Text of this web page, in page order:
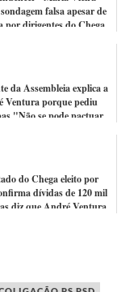
falsa apesar de
por dirigentes do Chega
da Assembleia explica a
Ventura porque pediu
"Não se pode pactuar
do Chega eleito por
dívidas de 120 mil
diz que André Ventura